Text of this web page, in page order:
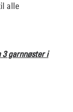
alle
3 garnnøster i